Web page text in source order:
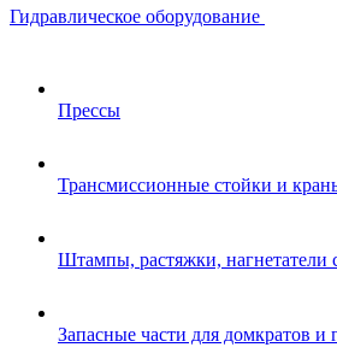
Гидравлическое оборудование
Прессы
Трансмиссионные стойки и
Штампы, растяжки, нагнетатели
Запасные части для домкратов и